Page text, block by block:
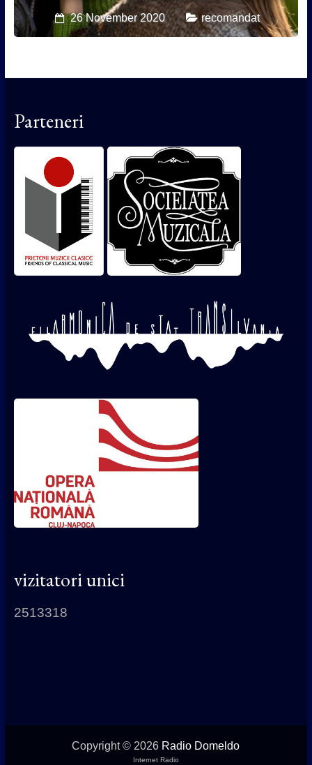
26 November 2020 recomandat
Parteneri
vizitatori unici
2513318
Copyright © 2026 Radio Domeldo
Internet Radio